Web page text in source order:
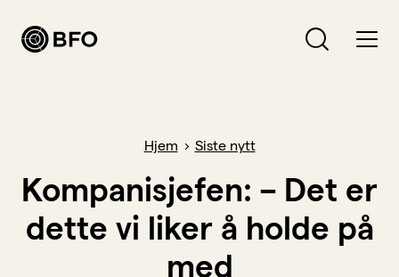
Bli BFO-medlem
Hjem Siste nytt
Kompanisjefen: – Det er
dette vi liker å holde på
med